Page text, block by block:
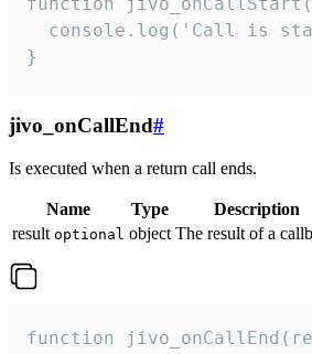
console.log('Call is
}
jivo_onCallEnd#
Is executed when a return call ends.
Name Type
Description
result optional object The result of a
function